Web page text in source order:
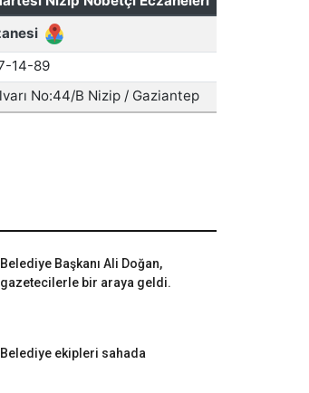
Belediye Başkanı Ali Doğan,
gazetecilerle bir araya geldi.
Belediye ekipleri sahada